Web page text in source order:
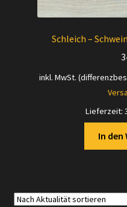
Schleich –
inkl. MwSt.
Lieferzeit:
In den